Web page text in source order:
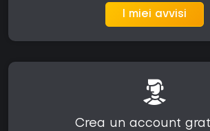
I miei avvisi
Crea un account